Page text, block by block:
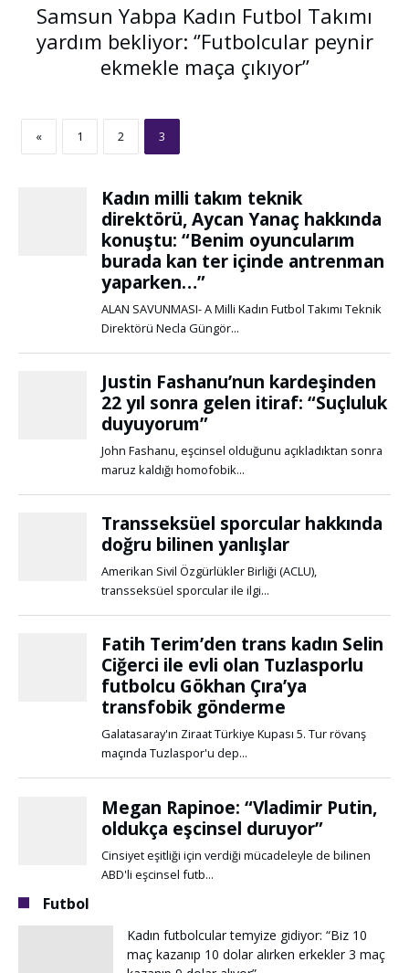
Samsun Yabpa Kadın Futbol Takımı
yardım bekliyor: ‘’Futbolcular peynir
ekmekle maça çıkıyor’’
« 1 2 3
Futbol
Kadın futbolcular temyize gidiyor: “Biz 10
maç kazanıp 10 dolar alırken erkekler 3 maç